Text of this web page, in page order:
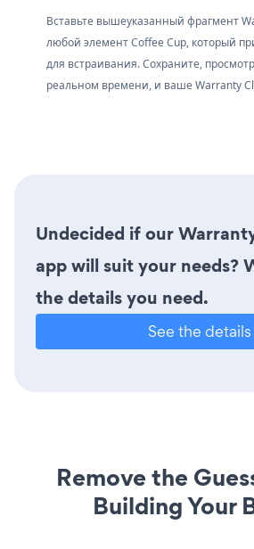
Вставьте вышеуказанный фрагмент
любой элемент Coffee Cup, который
для встраивания. Сохраните,
реальном времени, и ваше Warranty
Undecided if our
app will suit your needs?
the details you need.
See the details
Remove the
Building Your